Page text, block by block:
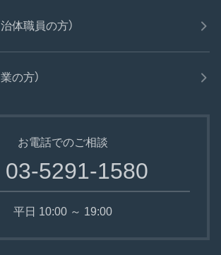
体職員の方）
の方）
お電話でのご相談
03-5291-1580
平日 10:00 ～ 19:00